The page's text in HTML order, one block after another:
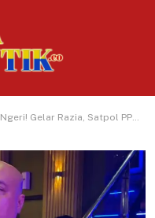
Ngeri! Gelar Razia, Satpol PP Tangsel Temukan Kondom di Hiburan Malam Famous